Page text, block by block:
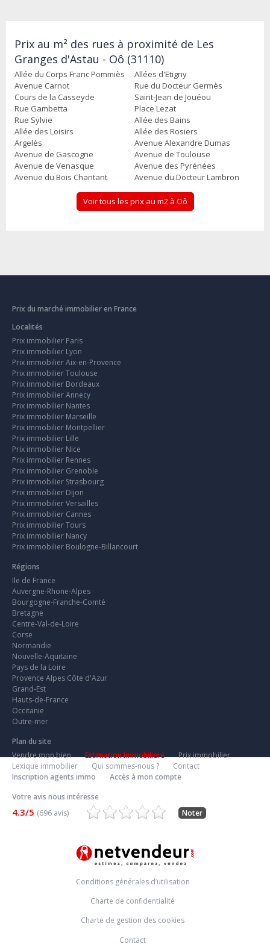
Prix au m² des rues à proximité de Les
Granges d'Astau - Oô (31110)
Allée du Corps Franc Pommiès
Allées d'Etigny
Avenue Carnot
Rue du Docteur Germès
Cours de la Casseyde
Saint-Jean de Jouéou
Rue Gambetta
Place Lezat
Rue Sylvie
Allée des Bains
Allée des Loisirs
Allée des Rosiers
Argelès
Avenue Alexandre Dumas
Avenue de Gascogne
Avenue de Toulouse
Avenue de Venasque
Avenue des Pyrénées
Avenue du Bois Chantant
Avenue du Docteur Lambron
Voir tous les prix au m2 à Oô
Prix du marché immobilier en France
Localités
Prix immobilier Paris
Prix immobilier Lyon
Prix immobilier Aix-en-Provence
Prix immobilier Toulouse
Prix immobilier Bordeaux
Prix immobilier Annecy
Prix immobilier Nantes
Prix immobilier Marseille
Prix immobilier Montpellier
Prix immobilier Lille
Prix immobilier Nice
Prix immobilier Rennes
Prix immobilier Grenoble
Prix immobilier Strasbourg
Prix immobilier Dijon
Prix immobilier Versailles
Prix immobilier Cannes
Prix immobilier Tours
Prix immobilier Nancy
Prix immobilier Boulogne-Billancourt
Régions
Ile de France
Auvergne-Rhone-Alpes
Bourgogne-Franche-Comté
Bretagne
Centre-Val-de-Loire
Corse
Normandie
Nouvelle-Aquitaine
Pays de la Loire
Provence Alpes Côte d'Azur
Grand-Est
Hauts-de-France
Occitanie
Outre-mer
Plan du site
Vendre mon bien
Estimation Immobiliere
Prix immobilier
Lexique immobilier
Qui sommes-nous ?
Contact
Inscription agents immo
Accès à mon compte
Votre avis nous intéresse
4.3/5 (696 avis) Noter
Conditions générales d’utilisation
Charte de confidentialité
Charte de gestion des cookies
Contact